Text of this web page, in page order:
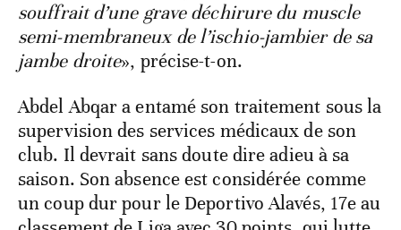
souffrait d’une grave déchirure du muscle
semi-membraneux de l’ischio-jambier de sa
jambe droite», précise-t-on.
Abdel Abqar a entamé son traitement sous la
supervision des services médicaux de son
club. Il devrait sans doute dire adieu à sa
saison. Son absence est considérée comme
un coup dur pour le Deportivo Alavés, 17e au